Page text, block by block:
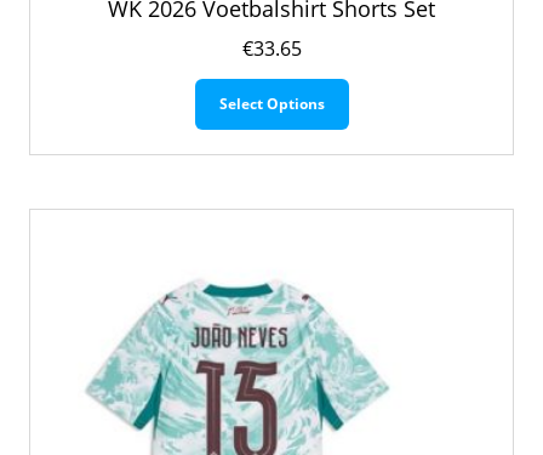
WK 2026 Voetbalshirt Shorts Set
€33.65
Select Options
Dit
Deze
op
de
productpagina